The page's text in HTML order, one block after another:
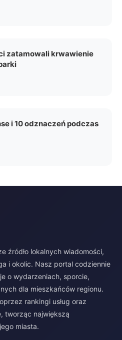
zatamowali krwawienie
i 10 odznaczeń podczas
źródło lokalnych wiadomości,
i okolic. Nasz portal codziennie
o wydarzeniach, sporcie,
dla mieszkańców regionu.
rankingi usług oraz
tworząc największą
miasta.